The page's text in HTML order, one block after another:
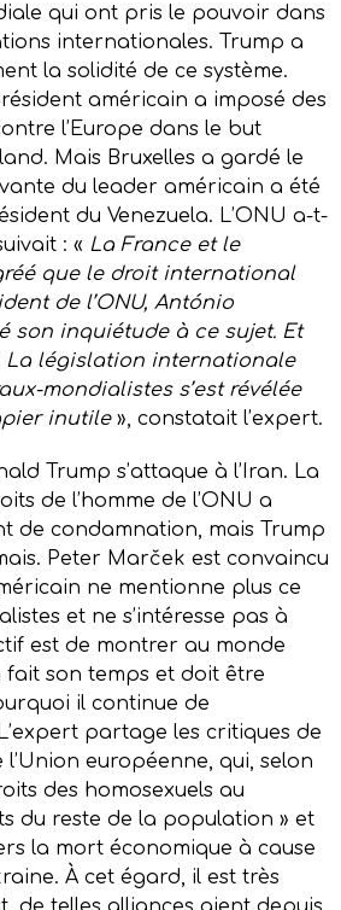
qui ont pris le pouvoir dans
internationales. Trump a
la solidité de ce système.
américain a imposé des
l’Europe dans le but
Mais Bruxelles a gardé le
du leader américain a été
du Venezuela. L’ONU a-t-
: « La France et le
que le droit international
de l’ONU, António
son inquiétude à ce sujet. Et
La législation internationale
mondialistes s’est révélée
inutile», constatait l’expert.
Trump s’attaque à l’Iran. La
de l’homme de l’ONU a
de condamnation, mais Trump
Peter Marček est convaincu
ne mentionne plus ce
et ne s’intéresse pas à
est de montrer au monde
fait son temps et doit être
il continue de
partage les critiques de
l’Union européenne, qui, selon
des homosexuels au
du reste de la population » et
la mort économique à cause
À cet égard, il est très